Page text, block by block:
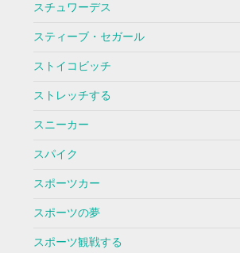
スチュワーデス
スティーブ・セガール
ストイコビッチ
ストレッチする
スニーカー
スパイク
スポーツカー
スポーツの夢
スポーツ観戦する